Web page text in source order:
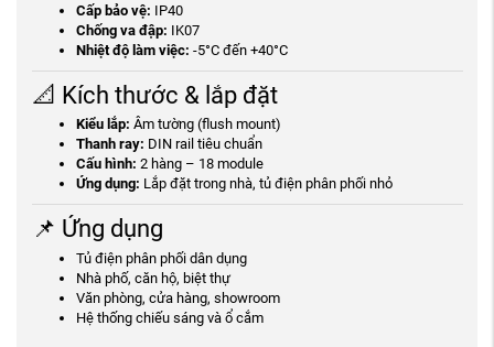
Cấp bảo vệ: IP40
Chống va đập: IK07
Nhiệt độ làm việc: -5°C đến +40°C
📐 Kích thước & lắp đặt
Kiểu lắp: Âm tường (flush mount)
Thanh ray: DIN rail tiêu chuẩn
Cấu hình: 2 hàng – 18 module
Ứng dụng: Lắp đặt trong nhà, tủ điện phân phối nhỏ
📌 Ứng dụng
Tủ điện phân phối dân dụng
Nhà phố, căn hộ, biệt thự
Văn phòng, cửa hàng, showroom
Hệ thống chiếu sáng và ổ cắm